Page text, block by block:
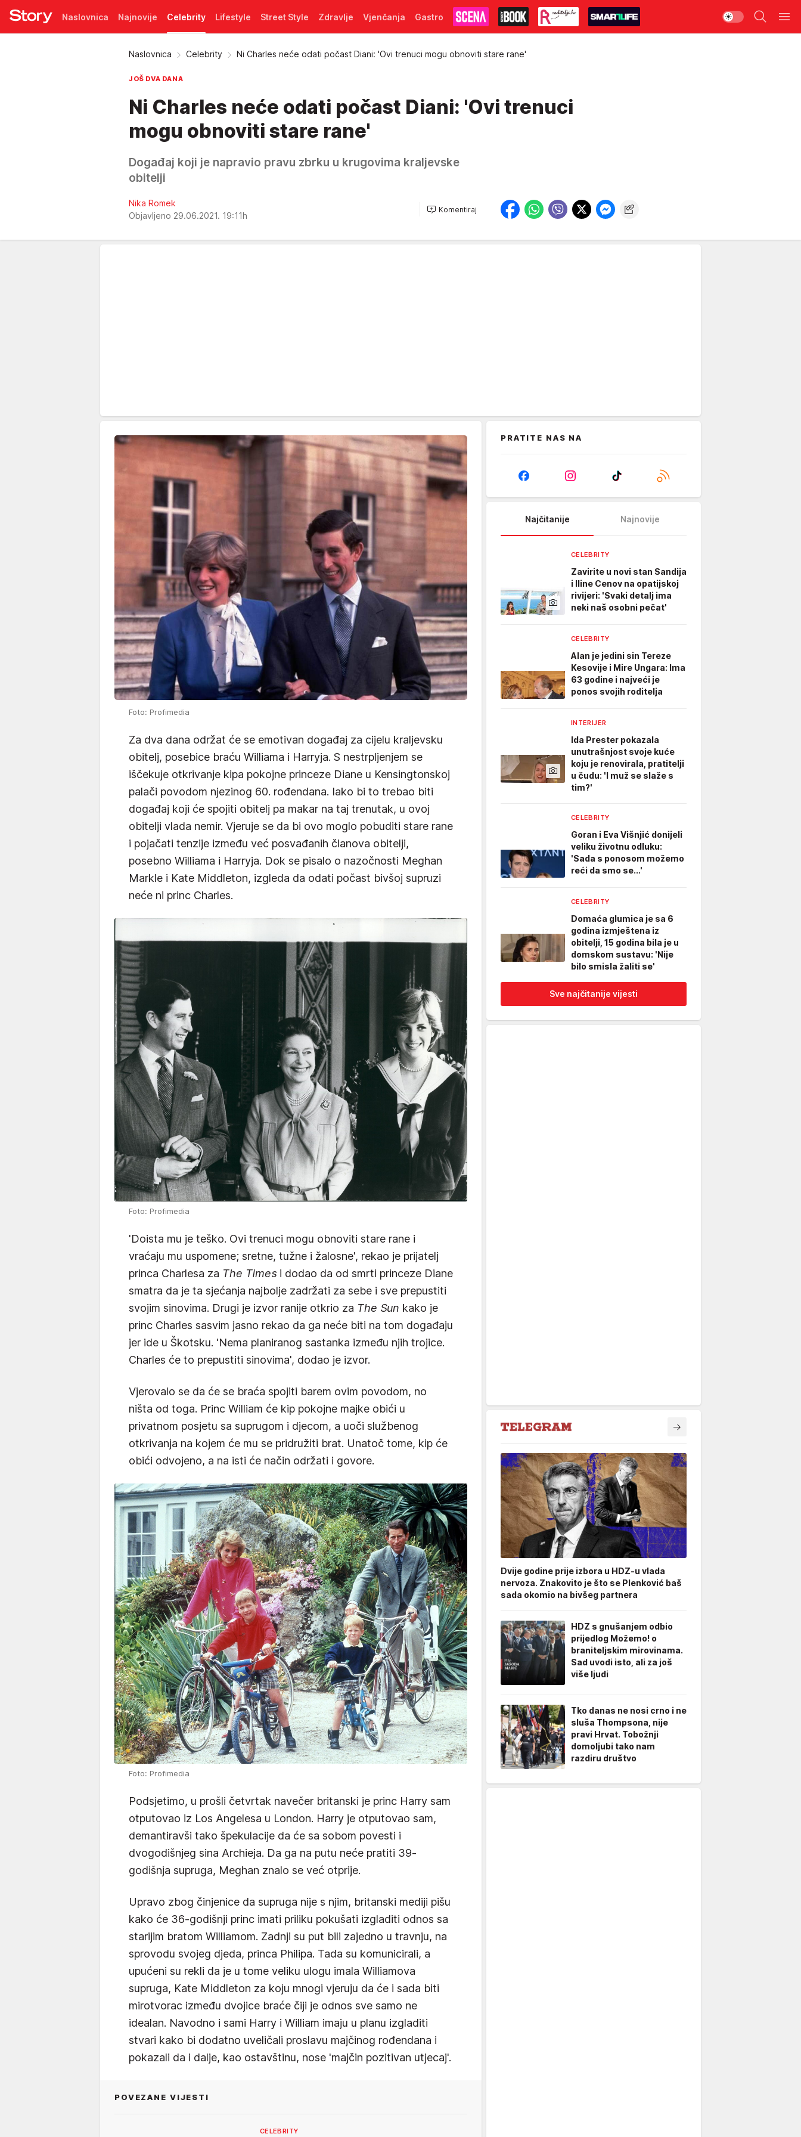
Naslovnica Najnovije Celebrity Lifestyle Street Style Zdravlje Vjenčanja Gastro
Naslovnica Celebrity Ni Charles neće odati počast Diani: 'Ovi trenuci mogu obnoviti stare rane'
JOŠ DVA DANA
Ni Charles neće odati počast Diani: 'Ovi trenuci
mogu obnoviti stare rane'
Događaj koji je napravio pravu zbrku u krugovima kraljevske
obitelji
Nika Romek
Objavljeno 29.06.2021. 19:11h
Komentiraj
Foto: Profimedia
Za dva dana održat će se emotivan događaj za cijelu kraljevsku
obitelj, posebice braću Williama i Harryja. S nestrpljenjem se
iščekuje otkrivanje kipa pokojne princeze Diane u Kensingtonskoj
palači povodom njezinog 60. rođendana. Iako bi to trebao biti
događaj koji će spojiti obitelj pa makar na taj trenutak, u ovoj
obitelji vlada nemir. Vjeruje se da bi ovo moglo pobuditi stare rane
i pojačati tenzije između već posvađanih članova obitelji,
posebno Williama i Harryja. Dok se pisalo o nazočnosti Meghan
Markle i Kate Middleton, izgleda da odati počast bivšoj supruzi
neće ni princ Charles.
Foto: Profimedia
'Doista mu je teško. Ovi trenuci mogu obnoviti stare rane i
vraćaju mu uspomene; sretne, tužne i žalosne', rekao je prijatelj
princa Charlesa za The Times i dodao da od smrti princeze Diane
smatra da je ta sjećanja najbolje zadržati za sebe i sve prepustiti
svojim sinovima. Drugi je izvor ranije otkrio za The Sun kako je
princ Charles sasvim jasno rekao da ga neće biti na tom događaju
jer ide u Škotsku. 'Nema planiranog sastanka između njih trojice.
Charles će to prepustiti sinovima', dodao je izvor.
Vjerovalo se da će se braća spojiti barem ovim povodom, no
ništa od toga. Princ William će kip pokojne majke obići u
privatnom posjetu sa suprugom i djecom, a uoči službenog
otkrivanja na kojem će mu se pridružiti brat. Unatoč tome, kip će
obići odvojeno, a na isti će način održati i govore.
Foto: Profimedia
Podsjetimo, u prošli četvrtak navečer britanski je princ Harry sam
otputovao iz Los Angelesa u London. Harry je otputovao sam,
demantiravši tako špekulacije da će sa sobom povesti i
dvogodišnjeg sina Archieja. Da ga na putu neće pratiti 39-
godišnja supruga, Meghan znalo se već otprije.
Upravo zbog činjenice da supruga nije s njim, britanski mediji pišu
kako će 36-godišnji princ imati priliku pokušati izgladiti odnos sa
starijim bratom Williamom. Zadnji su put bili zajedno u travnju, na
sprovodu svojeg djeda, princa Philipa. Tada su komunicirali, a
upućeni su rekli da je u tome veliku ulogu imala Williamova
supruga, Kate Middleton za koju mnogi vjeruju da će i sada biti
mirotvorac između dvojice braće čiji je odnos sve samo ne
idealan. Navodno i sami Harry i William imaju u planu izgladiti
stvari kako bi dodatno uveličali proslavu majčinog rođendana i
pokazali da i dalje, kao ostavštinu, nose 'majčin pozitivan utjecaj'.
POVEZANE VIJESTI
CELEBRITY
PRATITE NAS NA
Najčitanije Najnovije
CELEBRITY
Zavirite u novi stan Sandija
i Iline Cenov na opatijskoj
rivijeri: 'Svaki detalj ima
neki naš osobni pečat'
CELEBRITY
Alan je jedini sin Tereze
Kesovije i Mire Ungara: Ima
63 godine i najveći je
ponos svojih roditelja
INTERIJER
Ida Prester pokazala
unutrašnjost svoje kuće
koju je renovirala, pratitelji
u čudu: 'I muž se slaže s
tim?'
CELEBRITY
Goran i Eva Višnjić donijeli
veliku životnu odluku:
'Sada s ponosom možemo
reći da smo se...'
CELEBRITY
Domaća glumica je sa 6
godina izmještena iz
obitelji, 15 godina bila je u
domskom sustavu: 'Nije
bilo smisla žaliti se'
Sve najčitanije vijesti
Dvije godine prije izbora u HDZ-u vlada
nervoza. Znakovito je što se Plenković baš
sada okomio na bivšeg partnera
HDZ s gnušanjem odbio
prijedlog Možemo! o
braniteljskim mirovinama.
Sad uvodi isto, ali za još
više ljudi
Tko danas ne nosi crno i ne
sluša Thompsona, nije
pravi Hrvat. Tobožnji
domoljubi tako nam
razdiru društvo